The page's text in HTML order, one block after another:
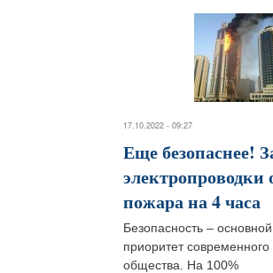
17.10.2022 - 09:27
Еще безопаснее!
электропроводки
пожара на 4 часа
Безопасность – основной
приоритет современного
общества. На 100%